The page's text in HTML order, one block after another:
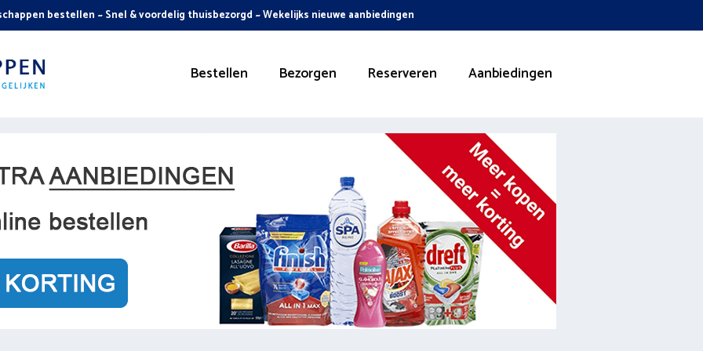
bestellen ~ Snel & voordelig thuisbezorgd ~ Wekelijks nieuwe aanbiedingen
Bestellen Bezorgen Reserveren Aanbiedingen